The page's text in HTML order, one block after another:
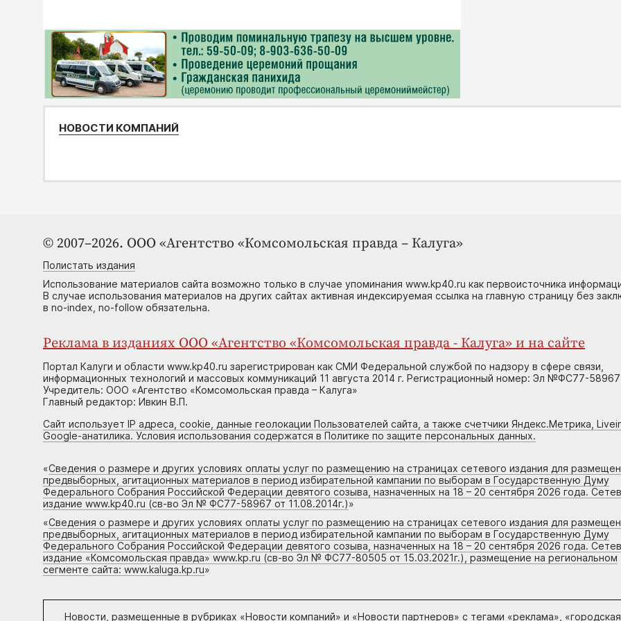
НОВОСТИ КОМПАНИЙ
© 2007–2026. ООО «Агентство «Комсомольская правда – Калуга»
Полистать издания
Использование материалов сайта возможно только в случае упоминания www.kp40.ru как первоисточника
В случае использования материалов на других сайтах активная индексируемая ссылка на главную страницу без
в no-index, no-follow обязательна.
Реклама в изданиях ООО «Агентство «Комсомольская правда - Калуга» и на сайте
Портал Калуги и области www.kp40.ru зарегистрирован как СМИ Федеральной службой по надзору в сфере связи,
информационных технологий и массовых коммуникаций 11 августа 2014 г. Регистрационный номер: Эл №ФС77-58967
Учредитель: ООО «Агентство «Комсомольская правда – Калуга»
Главный редактор: Ивкин В.П.
Сайт использует IP адреса, cookie, данные геолокации Пользователей сайта, а также счетчики Яндекс.Метрика,
Google-анатилика. Условия использования содержатся в Политике по защите персональных данных.
«Сведения о размере и других условиях оплаты услуг по размещению на страницах сетевого издания для
предвыборных, агитационных материалов в период избирательной кампании по выборам в Государственную Думу
Федерального Собрания Российской Федерации девятого созыва, назначенных на 18 – 20 сентября 2026 года.
издание www.kp40.ru (св-во Эл № ФС77-58967 от 11.08.2014г.)»
«Сведения о размере и других условиях оплаты услуг по размещению на страницах сетевого издания для
предвыборных, агитационных материалов в период избирательной кампании по выборам в Государственную Думу
Федерального Собрания Российской Федерации девятого созыва, назначенных на 18 – 20 сентября 2026 года.
издание «Комсомольская правда» www.kp.ru (св-во Эл № ФС77-80505 от 15.03.2021г.), размещение на региональном
сегменте сайта: www.kaluga.kp.ru»
Новости, размещенные в рубриках «Новости компаний» и «Новости партнеров» с тегами «реклама», «городская